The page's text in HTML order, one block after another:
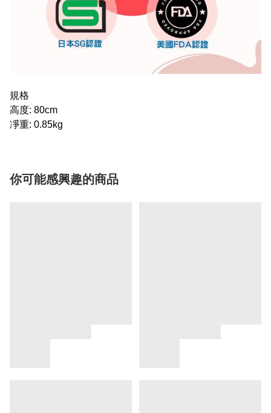
規格
高度: 80cm
凈重: 0.85kg
你可能感興趣的商品